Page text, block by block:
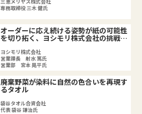
専務取締役 三木 健氏
オーダーに応え続ける姿勢が紙の可能性
を切り拓く、ヨシモリ株式会社の挑戦と
ヨシモリ株式会社
営業課長 射水 篤氏
営業部 宮本 晃平氏
廃棄野菜が染料に自然の色合いを再現す
るタオル
袋谷タオル合資会社
代表 袋谷 謙治氏